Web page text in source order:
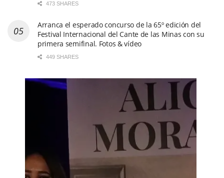
473 SHARES
Arranca el esperado concurso de la 65º edición del
Festival Internacional del Cante de las Minas con su
primera semifinal. Fotos & vídeo
449 SHARES